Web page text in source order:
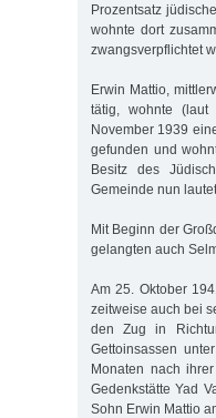
Prozentsatz
wohnte dort
zwangsverpflichtet
Erwin Mattio,
tätig, wohnte (laut
November 1939
gefunden und
Besitz des
Gemeinde nun
Mit Beginn der
gelangten auch
Am 25. Oktober
zeitweise auch bei
den Zug in
Gettoinsassen
Monaten nach
Gedenkstätte Yad
Sohn Erwin Mattio